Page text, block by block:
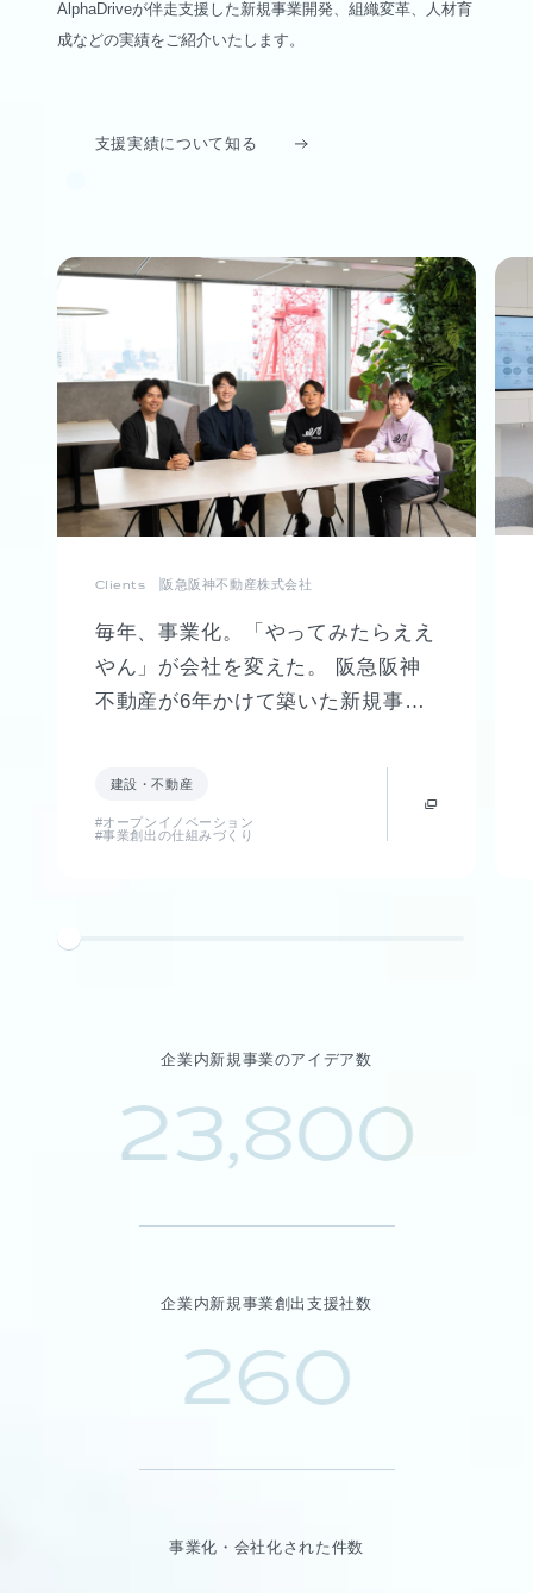
AlphaDriveが伴走支援した新規事業開発、組織変革、人材育
成などの実績をご紹介いたします。
支援実績について知る
Clients 阪急阪神不動産株式会社
毎年、事業化。「やってみたらええ
やん」が会社を変えた。 阪急阪神
不動産が6年かけて築いた新規事業
建設・不動産
#オープンイノベーション
#事業創出の仕組みづくり
企業内新規事業のアイデア数
23,800
企業内新規事業創出支援社数
260
事業化・会社化された件数